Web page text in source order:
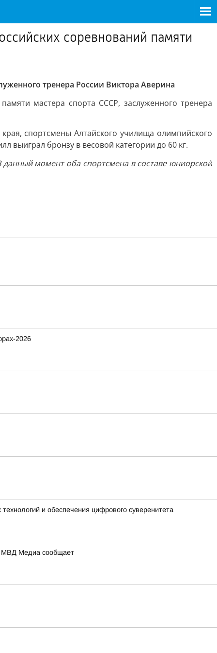
соревнований памяти
тренера России Виктора Аверина
мастера спорта СССР, заслуженного тренера
спортсмены Алтайского училища олимпийского
выиграл бронзу в весовой категории до 60 кг.
момент оба спортсмена в составе юниорской
2026
и обеспечения цифрового суверенитета
МВД Медиа сообщает